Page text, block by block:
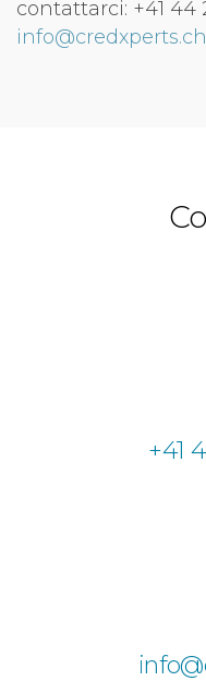
contattarci: +41 44
info@credxperts.ch
+41